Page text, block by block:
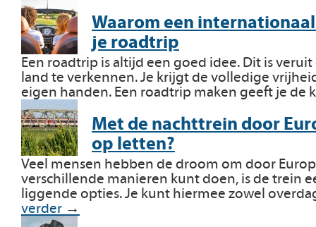
Waarom een
je roadtrip
Een roadtrip is altijd een goed idee. Dit is
land te verkennen. Je krijgt de volledige
eigen handen. Een roadtrip maken geeft je
Met de nachttrein door
op letten?
Veel mensen hebben de droom om door
verschillende manieren kunt doen, is de trein
liggende opties. Je kunt hiermee zowel
verder →